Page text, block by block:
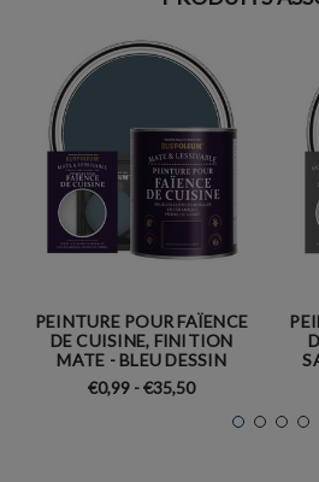
PEINTURE POUR FAÏENCE
DE CUISINE, FINITION
MATE - BLEU DESSIN
€0,99 - €35,50